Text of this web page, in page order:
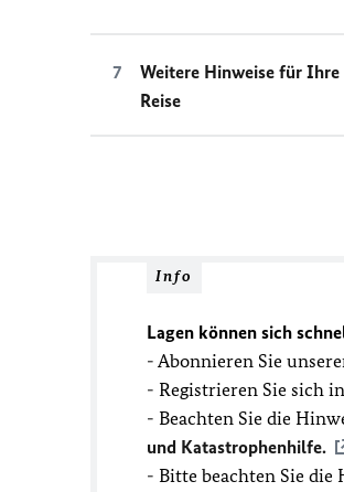
Weitere Hinweise für Ihre
Reise
Info
Lagen können sich
- Abonnieren Sie
- Registrieren Sie sich
- Beachten Sie die
und Katastrophenhilfe.
- Bitte beachten Sie die